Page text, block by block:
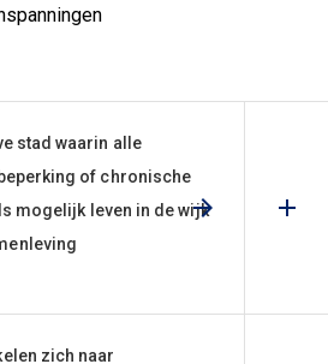
stad waarin alle
of chronische
mogelijk leven in de wijk
zich naar